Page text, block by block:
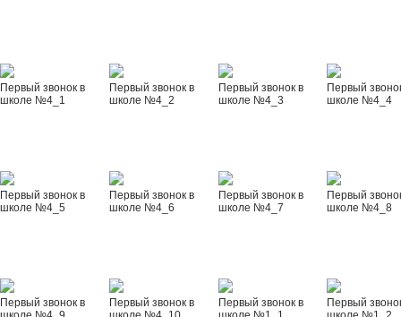
Первый звонок в
школе №4_1
Первый звонок в
школе №4_2
Первый звонок в
школе №4_3
Первый
школе №4_4
Первый звонок в
школе №4_5
Первый звонок в
школе №4_6
Первый звонок в
школе №4_7
Первый
школе №4_8
Первый звонок в
Первый звонок в
Первый звонок в
Первый